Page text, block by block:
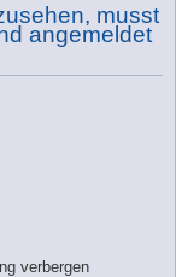
musst
angemeldet
verbergen